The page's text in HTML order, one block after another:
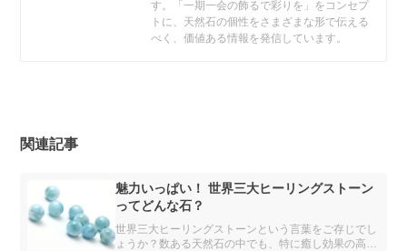
す。「一期一会の飾るで彩りを」をコンセプ
トに、天然石の個性をさまざまな形で伝える
べく、価値ある情報を発信しています。
関連記事
魅力いっぱい！ 世界三大ヒーリングストーン
ってどんな石？
世界三大ヒーリングストーンという言葉をご存じでし
ょうか？数ある天然石の中でも、特に癒し効果の高い